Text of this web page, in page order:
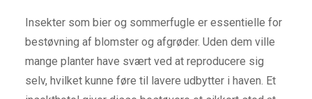
Insekter som bier og sommerfugle er essentielle for
bestøvning af blomster og afgrøder. Uden dem ville
mange planter have svært ved at reproducere sig
selv, hvilket kunne føre til lavere udbytter i haven. Et